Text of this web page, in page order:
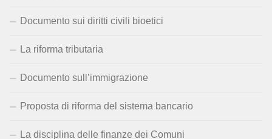
Documento sui diritti civili bioetici
La riforma tributaria
Documento sull’immigrazione
Proposta di riforma del sistema bancario
La disciplina delle finanze dei Comuni